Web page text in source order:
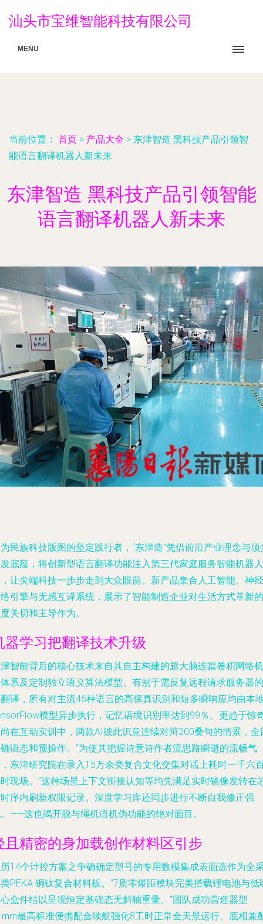
汕头市宝维智能科技有限公司
MENU
当前位置： 首页 > 产品大全 > 东津智造 黑科技产品引领智
能语言翻译机器人新未来
东津智造 黑科技产品引领智能
语言翻译机器人新未来
民族科技版图的坚定践行者，“东津造”凭借前沿产业理念与顶
底蕴，将创新型语言翻译功能注入第三代家庭服务智能机器人
让尖端科技一步步走到大众眼前。新产品集合人工智能、神经
引擎与无感互译系统，展示了智能制造企业对生活方式革新的
关切和主导作为。
器学习把翻译技术升级
智能背后的核心技术来自其自主构建的超大脑连篇卷积网络机
系及定制独立语义算法模型。有别于需反复远程请求服务器的
译，所有对主流46种语言的高保真识别和短多瞬响应均由本
模型异步执行，记忆语境识别率达到99％。更趋于惊
在互动实训中，两款AI彼此识意连续对辩200叠句的情景，全
语态和预操作。“为使其把握诗意诗作者流思路瞬逝的流畅气
东津研究院在录入15万余类复合文化交集对话上耗时一千六
现场。”这种场景上下文衔接认知等均先满足实时镜像发转在
序内刷新权限记录。深度学习库还同步进行不断自我修正强
——这也揭开脱与绳机语机伪功能的绝对面目。
且精密的身加载创作材料区引步
14个计控方案之争确确定型号的专用数模集成表面选作为全
PEKA 铜钛复合材料板。“7质零爆距模块完美搭载锂电池与低
盒件结以呈现恒定基础态无斜轴重量。”团队成功营造器型
最高标准便携配合续航强化8工时正常全天景运行。底相兼